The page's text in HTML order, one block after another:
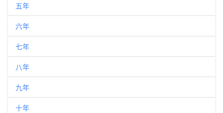
五年
六年
七年
八年
九年
十年